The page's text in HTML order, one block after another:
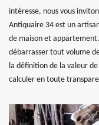
intéresse, nous vous
Antiquaire 34 est un
de maison et
débarrasser tout volume
la définition de la valeur
calculer en toute